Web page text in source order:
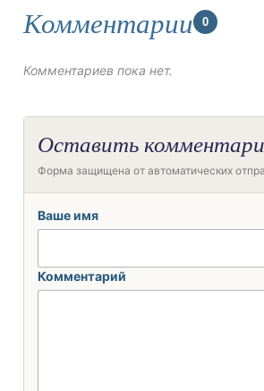
Комментарии 0
Комментариев пока нет.
Оставить
Форма защищена от автоматических
Ваше имя
Комментарий